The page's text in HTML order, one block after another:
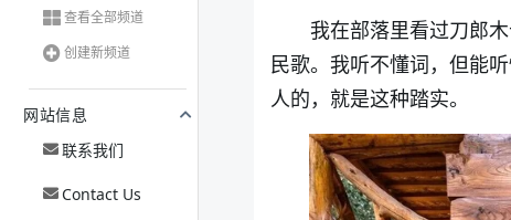
查看全部频道
创建新频道
网站信息
联系我们
Contact Us
我在部落里看过刀郎
民歌。我听不懂词，但能
人的，就是这种踏实。